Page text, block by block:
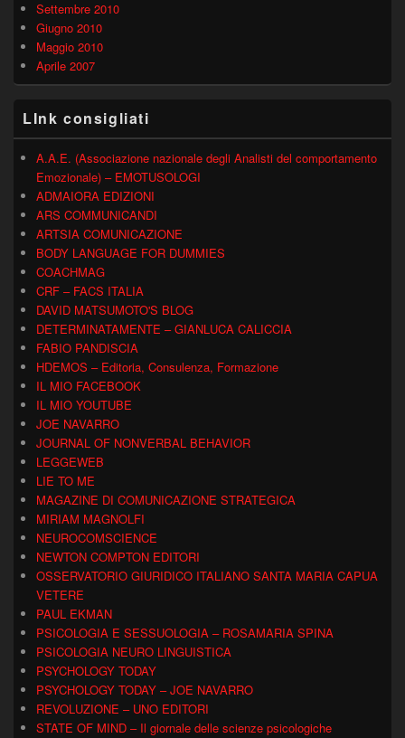
Settembre 2010
Giugno 2010
Maggio 2010
Aprile 2007
LInk consigliati
A.A.E. (Associazione nazionale degli Analisti del comportamento
Emozionale) – EMOTUSOLOGI
ADMAIORA EDIZIONI
ARS COMMUNICANDI
ARTSIA COMUNICAZIONE
BODY LANGUAGE FOR DUMMIES
COACHMAG
CRF – FACS ITALIA
DAVID MATSUMOTO'S BLOG
DETERMINATAMENTE – GIANLUCA CALICCIA
FABIO PANDISCIA
HDEMOS – Editoria, Consulenza, Formazione
IL MIO FACEBOOK
IL MIO YOUTUBE
JOE NAVARRO
JOURNAL OF NONVERBAL BEHAVIOR
LEGGEWEB
LIE TO ME
MAGAZINE DI COMUNICAZIONE STRATEGICA
MIRIAM MAGNOLFI
NEUROCOMSCIENCE
NEWTON COMPTON EDITORI
OSSERVATORIO GIURIDICO ITALIANO SANTA MARIA CAPUA
VETERE
PAUL EKMAN
PSICOLOGIA E SESSUOLOGIA – ROSAMARIA SPINA
PSICOLOGIA NEURO LINGUISTICA
PSYCHOLOGY TODAY
PSYCHOLOGY TODAY – JOE NAVARRO
REVOLUZIONE – UNO EDITORI
STATE OF MIND – Il giornale delle scienze psicologiche